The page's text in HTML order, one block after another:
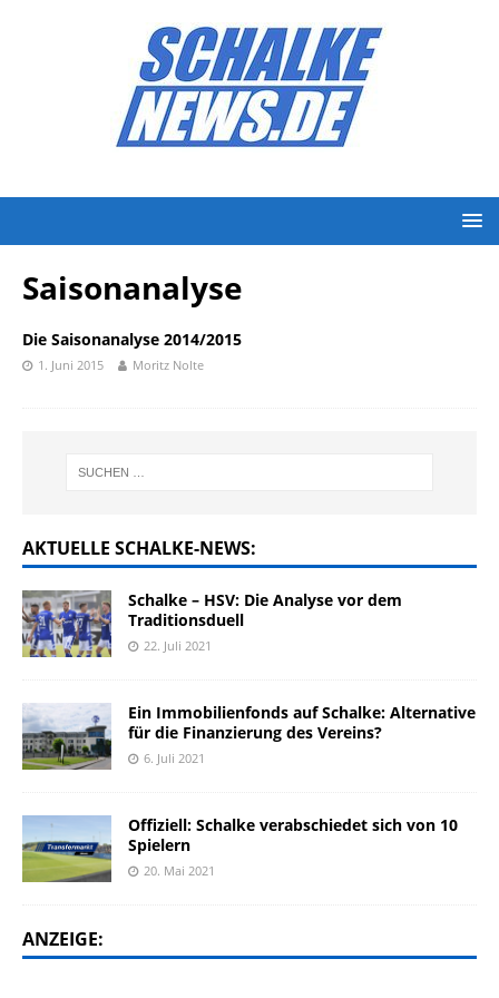
Saisonanalyse
Die Saisonanalyse 2014/2015
1. Juni 2015 Moritz Nolte
AKTUELLE SCHALKE-NEWS:
Schalke – HSV: Die Analyse vor dem
Traditionsduell
22. Juli 2021
Ein Immobilienfonds auf Schalke: Alternative
für die Finanzierung des Vereins?
6. Juli 2021
Offiziell: Schalke verabschiedet sich von 10
Spielern
20. Mai 2021
ANZEIGE: